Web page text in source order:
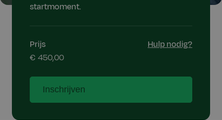
startmoment.
Prijs
€ 450,00
Hulp nodig?
Inschrijven